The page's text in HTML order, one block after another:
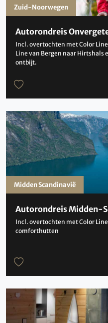
Autorondreis
Incl. overtochten met Color
Line van Bergen naar
ontbijt.
Zuid-Noorwegen
Autorondreis Midden-
Incl. overtochten met Color
comforthutten
Midden Scandinavië